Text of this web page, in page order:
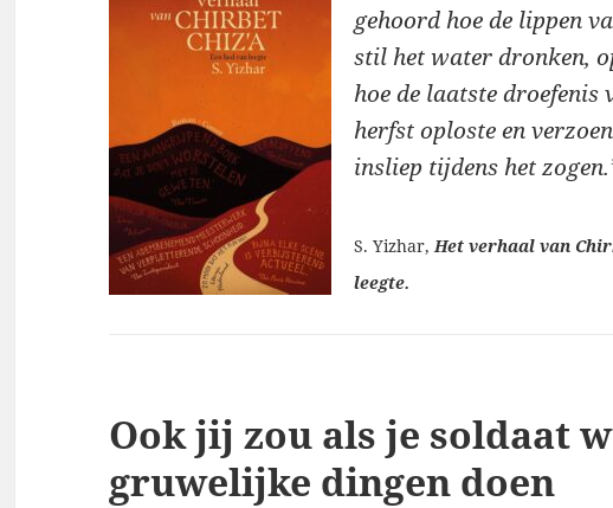
gehoord hoe de lippen
stil het water dronken,
hoe de laatste droefenis
herfst oploste en
insliep tijdens het
S. Yizhar, Het verhaal van
leegte.
Ook jij zou als je soldaat
gruwelijke dingen doen